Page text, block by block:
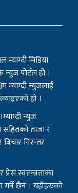
मिडिया
न्युज पोर्टल हो ।
म्याग्दी न्युजलाई
हो ।
न्युज
सहितको ताजा र
निरन्तर
प्रेस स्वतन्त्रताका
छैन । यहाँहरुको